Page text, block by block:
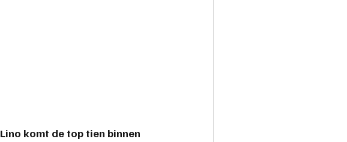
Lino komt de top tien binnen